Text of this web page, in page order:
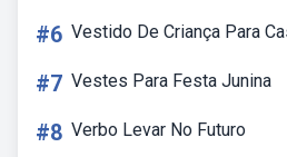
#6 Vestido De Criança Para
#7 Vestes Para Festa Junina
#8 Verbo Levar No Futuro